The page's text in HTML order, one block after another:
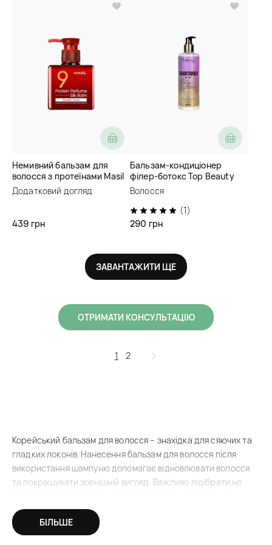
Немивний бальзам для
волосся з протеїнами Masil
9 Protein Perfume Silk Balm
Sweet Love
Додатковий догляд
439 грн
Бальзам-кондиціонер
філер-ботокс Top Beauty
Filler-Botox Conditioner
Волосся
(1)
290 грн
ЗАВАНТАЖИТИ ЩЕ
ОТРИМАТИ КОНСУЛЬТАЦІЮ
1 2
Корейський бальзам для волосся – знахідка для сяючих та
гладких локонів. Нанесення бальзам для волосся після
використання шампуню допомагає відновлювати волосся
та покращувати зовнішній вигляд. Важливо підібрати не
вирішить існуючі, а й подбати про те, щоб з ним добре
працював кондиціонер. У
засоби, які зарекомендували себе на корейському та
БІЛЬШЕ